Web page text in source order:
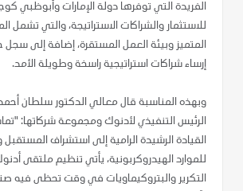
الفريدة التي توفرها دولة الإمارات وأبوظبي
للاستثمار والشراكات الاستراتيجة، والتي تشمل
المتميز وبيئة العمل المستقرة، إضافة إلى سجل
إرساء شراكات استراتيجية راسخة وطويلة الأمد.
وبهذه المناسبة قال معالي الدكتور سلطان أحمد
الرئيس التنفيذي لأدنوك ومجموعة شركاتها:
القيادة الرشيدة الرامية إلى استشراف المستقبل
للموارد الهيدروكربونية، يأتي تنظيم ملتقى
التكرير والبتروكيماويات في وقت تحظى فيه